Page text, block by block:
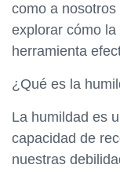
como a
explorar cómo
herramienta
¿Qué es la
La humildad es
capacidad de
nuestras